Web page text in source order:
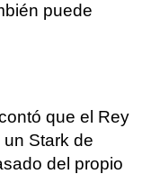
puede
que el Rey
Stark de
del propio